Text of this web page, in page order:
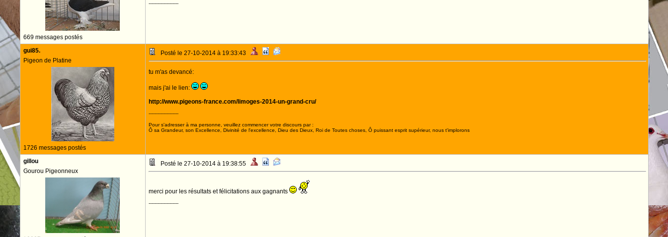
669 messages postés
--------------------
gui85.
Pigeon de Platine
1726 messages postés
Posté le 27-10-2014 à 19:33:43
tu m'as devancé:
mais j'ai le lien:
http://www.pigeons-france.com/limoges-2014-un-grand-cru/
--------------------
Pour s'adresser à ma personne, veuillez commencer votre discours par :
Ô sa Grandeur, son Excellence, Divinité de l'excellence, Dieu des Dieux, Roi de Toutes choses, Ô puissant esprit supérieur, nous t'implorons
gillou
Gourou Pigeonneux
Posté le 27-10-2014 à 19:38:55
merci pour les résultats et félicitations aux gagnants
--------------------